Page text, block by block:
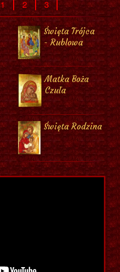
1 2 3
Święta Trójca
- Rublowa
Matka Boża
Czuła
Święta Rodzina